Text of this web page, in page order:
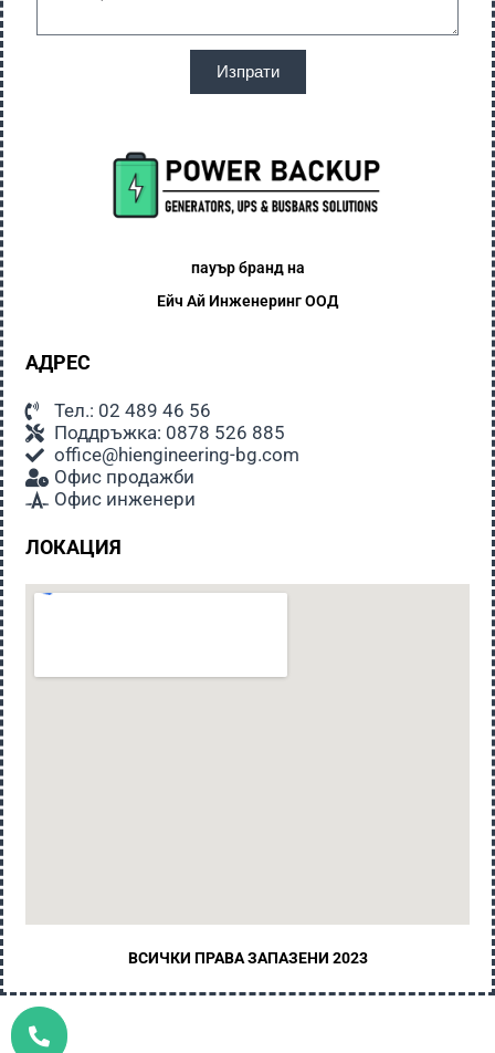
Изпрати
пауър бранд на
Ейч АйИнженеринг ООД
АДРЕС
Тел.: 02 489 46 56
Поддръжка: 0878 526 885
office@hiengineering-bg.com
Офис продажби
Офис инженери
ЛОКАЦИЯ
ВСИЧКИ ПРАВА ЗАПАЗЕНИ 2023